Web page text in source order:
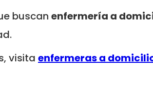
buscan enfermería a
visita enfermeras a